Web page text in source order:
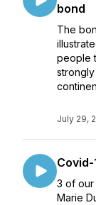
bond
The
people
July 29,
3 of our
Marie